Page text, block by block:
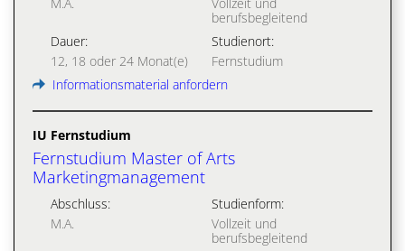
berufsbegleitend
Dauer:
12, 18 oder 24 Monat(e)
Studienort:
Fernstudium
Informationsmaterial anfordern
IU Fernstudium
Fernstudium Master of Arts
Marketingmanagement
Abschluss:
M.A.
Studienform:
Vollzeit und
berufsbegleitend